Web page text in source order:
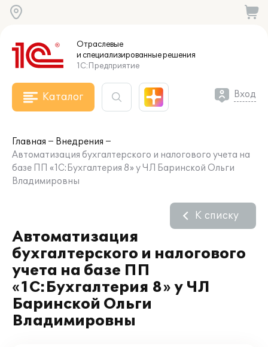
Отраслевые
и специализированныерешения
1С:Предприятие
Каталог Вход
Главная
Внедрения
Автоматизация бухгалтерского и налогового учета на
базе ПП «1С:Бухгалтерия 8» у ЧЛ Баринской Ольги
Владимировны
Автоматизация
бухгалтерского и налогового
учета на базе ПП
«1С:Бухгалтерия 8» у ЧЛ
Баринской Ольги
Владимировны
К списку